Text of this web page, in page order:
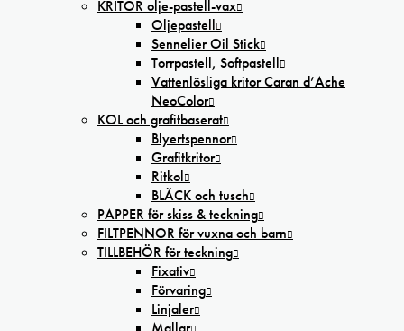
KRITOR olje-pastell-vax
Oljepastell
Sennelier Oil Stick
Torrpastell, Softpastell
Vattenlösliga kritor Caran d’Ache
NeoColor
KOL och grafitbaserat
Blyertspennor
Grafitkritor
Ritkol
BLÄCK och tusch
PAPPER för skiss & teckning
FILTPENNOR för vuxna och barn
TILLBEHÖR för teckning
Fixativ
Förvaring
Linjaler